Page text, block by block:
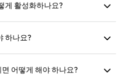
에 따라 다릅니다.
게 활성화하나요?
.하나요?
제가 지속되면 고객 지원팀에
어떻게 해야 하나요?